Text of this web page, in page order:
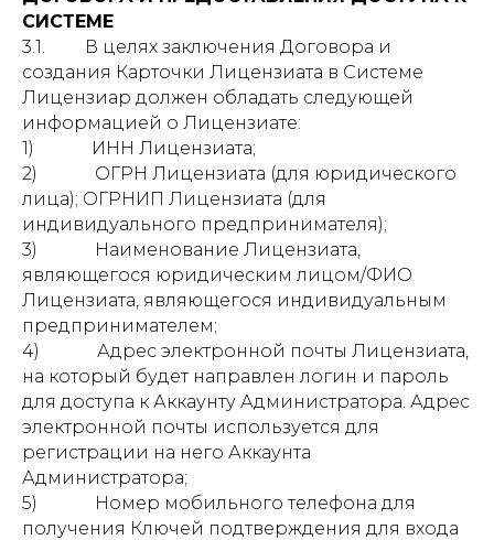
СИСТЕМЕ
3.1. В целях заключения Договора и
создания Карточки Лицензиата в Системе
Лицензиар должен обладать следующей
информацией о Лицензиате:
1) ИНН Лицензиата;
2) ОГРН Лицензиата (для юридического
лица); ОГРНИП Лицензиата (для
индивидуального предпринимателя);
3) Наименование Лицензиата,
являющегося юридическим лицом/ФИО
Лицензиата, являющегося индивидуальным
предпринимателем;
4) Адрес электронной почты Лицензиата,
на который будет направлен логин и пароль
для доступа к Аккаунту Администратора. Адрес
электронной почты используется для
регистрации на него Аккаунта
Администратора;
5) Номер мобильного телефона для
получения Ключей подтверждения для входа